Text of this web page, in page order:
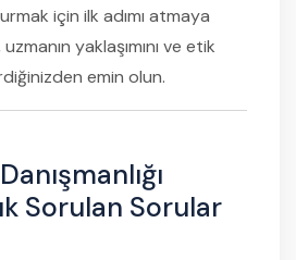
için ilk adımı atmaya
yaklaşımını ve etik
emin olun.
Sorulan Sorular